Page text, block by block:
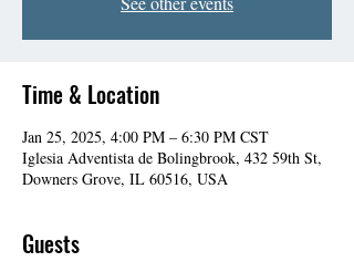
Time & Location
Jan 25, 2025, 4:00 PM – 6:30 PM CST
Iglesia Adventista de Bolingbrook, 432 59th St,
Downers Grove, IL 60516, USA
Guests